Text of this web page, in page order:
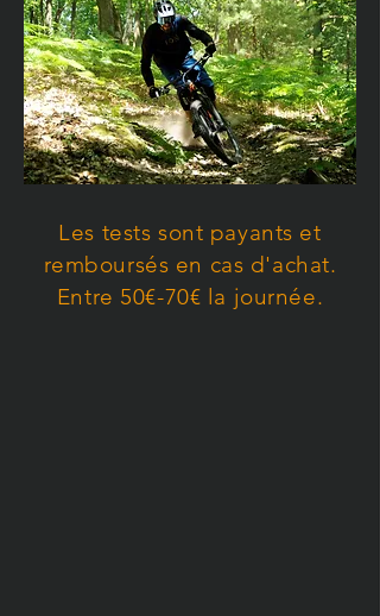
Les tests sont payants et
remboursés en cas d'achat.
Entre 50€-70€ la journée.